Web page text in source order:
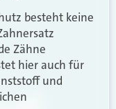
besteht keine
Zähne
hier auch für
und